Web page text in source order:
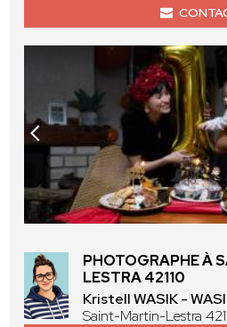
PHOTOGRAPHE À
LESTRA 42110
Kristell WASIK -
Saint-Martin-Lestra